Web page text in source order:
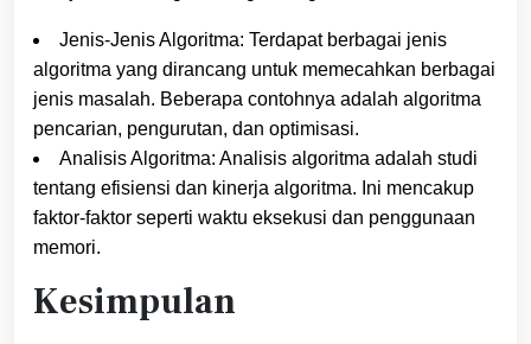
Jenis-Jenis Algoritma: Terdapat berbagai jenis
algoritma yang dirancang untuk memecahkan berbagai
jenis masalah. Beberapa contohnya adalah algoritma
pencarian, pengurutan, dan optimisasi.
Analisis Algoritma: Analisis algoritma adalah studi
tentang efisiensi dan kinerja algoritma. Ini mencakup
faktor-faktor seperti waktu eksekusi dan penggunaan
memori.
Kesimpulan